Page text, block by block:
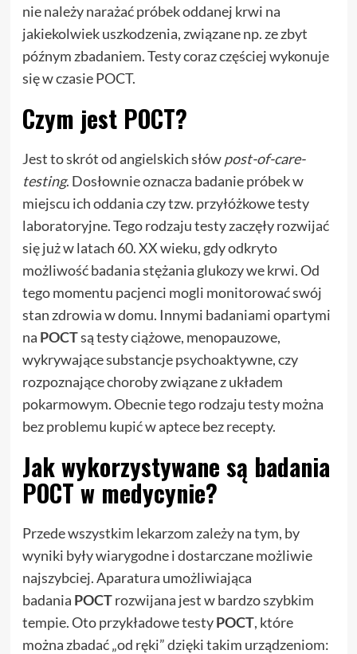
nie należy narażać próbek oddanej krwi na
jakiekolwiek uszkodzenia, związane np. ze zbyt
późnym zbadaniem. Testy coraz częściej wykonuje
się w czasie POCT.
Czym jest POCT?
Jest to skrót od angielskich słówpost-of-care-
testing. Dosłownie oznacza badanie próbek w
miejscu ich oddania czy tzw. przyłóżkowe testy
laboratoryjne. Tego rodzaju testy zaczęły rozwijać
się już w latach 60. XX wieku, gdy odkryto
możliwość badania stężania glukozy we krwi. Od
tego momentu pacjenci mogli monitorować swój
stan zdrowia w domu. Innymi badaniami opartymi
na POCTsą testy ciążowe, menopauzowe,
wykrywające substancje psychoaktywne, czy
rozpoznające choroby związane z układem
pokarmowym. Obecnie tego rodzaju testy można
bez problemu kupić w aptece bez recepty.
Jak wykorzystywane są badania
POCT w medycynie?
Przede wszystkim lekarzom zależy na tym, by
wyniki były wiarygodne i dostarczane możliwie
najszybciej. Aparatura umożliwiająca
badania POCTrozwijana jest w bardzo szybkim
tempie. Oto przykładowe testyPOCT, które
można zbadać „od ręki” dzięki takim urządzeniom: